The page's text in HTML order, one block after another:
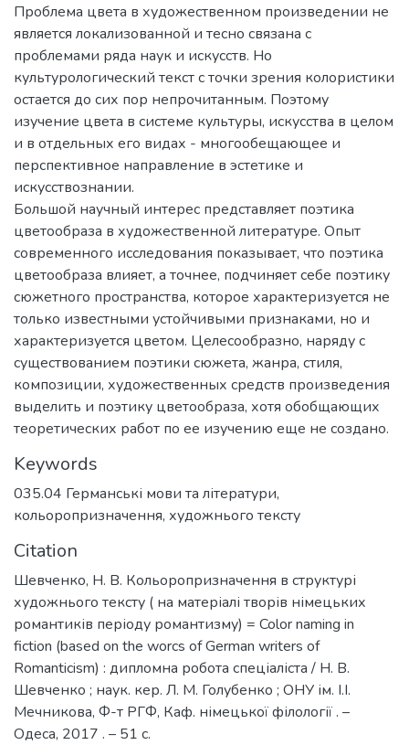
Проблема цвета в художественном произведении не
является локализованной и тесно связана с
проблемами ряда наук и искусств. Но
культурологический текст с точки зрения колористики
остается до сих пор непрочитанным. Поэтому
изучение цвета в системе культуры, искусства в целом
и в отдельных его видах - многообещающее и
перспективное направление в эстетике и
искусствознании.
Большой научный интерес представляет поэтика
цветообраза в художественной литературе. Опыт
современного исследования показывает, что поэтика
цветообраза влияет, а точнее, подчиняет себе поэтику
сюжетного пространства, которое характеризуется не
только известными устойчивыми признаками, но и
характеризуется цветом. Целесообразно, наряду с
существованием поэтики сюжета, жанра, стиля,
композиции, художественных средств произведения
выделить и поэтику цветообраза, хотя обобщающих
теоретических работ по ее изучению еще не создано.
Keywords
035.04 Германські мови та літератури,
кольоропризначення, художнього тексту
Citation
Шевченко, Н. В. Кольоропризначення в структурі
художнього тексту ( на матеріалі творів німецьких
романтиків періоду романтизму) = Color naming in
fiction (based on the worcs of German writers of
Romanticism) : дипломна робота спеціаліста / Н. В.
Шевченко ; наук. кер. Л. М. Голубенко ; ОНУ ім. І.І.
Мечникова, Ф-т РГФ, Каф. німецької філології . –
Одеса, 2017 . – 51 с.